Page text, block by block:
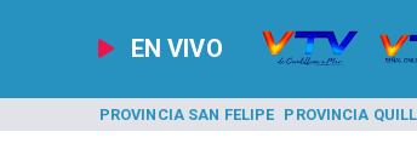
EN VIVO
PROVINCIA SAN FELIPE PROVINCIA